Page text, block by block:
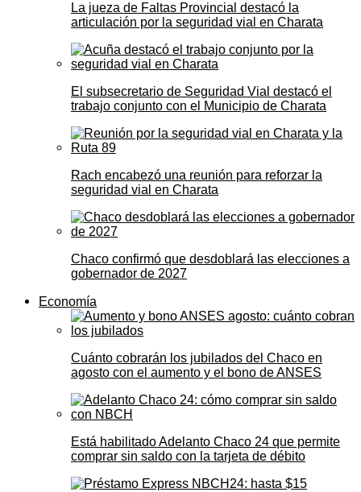
La jueza de Faltas Provincial destacó la
articulación por la seguridad vial en Charata
El subsecretario de Seguridad Vial destacó el
trabajo conjunto con el Municipio de Charata
Rach encabezó una reunión para reforzar la
seguridad vial en Charata
Chaco confirmó que desdoblará las elecciones a
gobernador de 2027
Economía
Cuánto cobrarán los jubilados del Chaco en
agosto con el aumento y el bono de ANSES
Está habilitado Adelanto Chaco 24 que permite
comprar sin saldo con la tarjeta de débito